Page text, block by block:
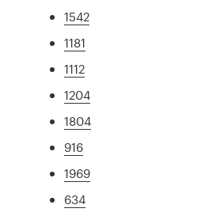
1542
1181
1112
1204
1804
916
1969
634